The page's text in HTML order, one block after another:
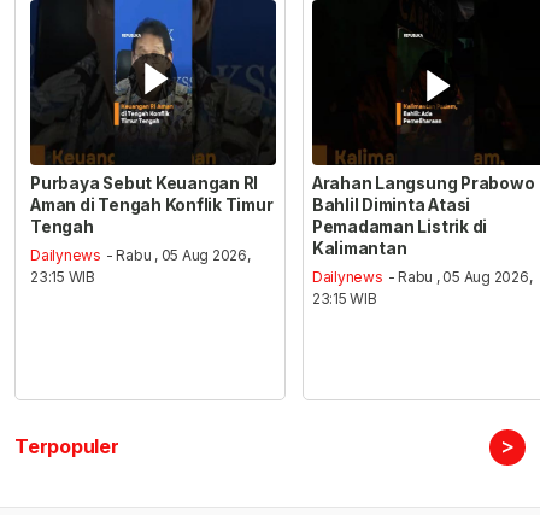
Purbaya Sebut Keuangan RI
Aman di Tengah Konflik Timur
Tengah
Dailynews - Rabu , 05 Aug 2026,
23:15 WIB
Arahan Langsung Prabowo
Bahlil Diminta Atasi
Pemadaman Listrik di
Kalimantan
Dailynews - Rabu , 05 Aug 2026,
23:15 WIB
Terpopuler >